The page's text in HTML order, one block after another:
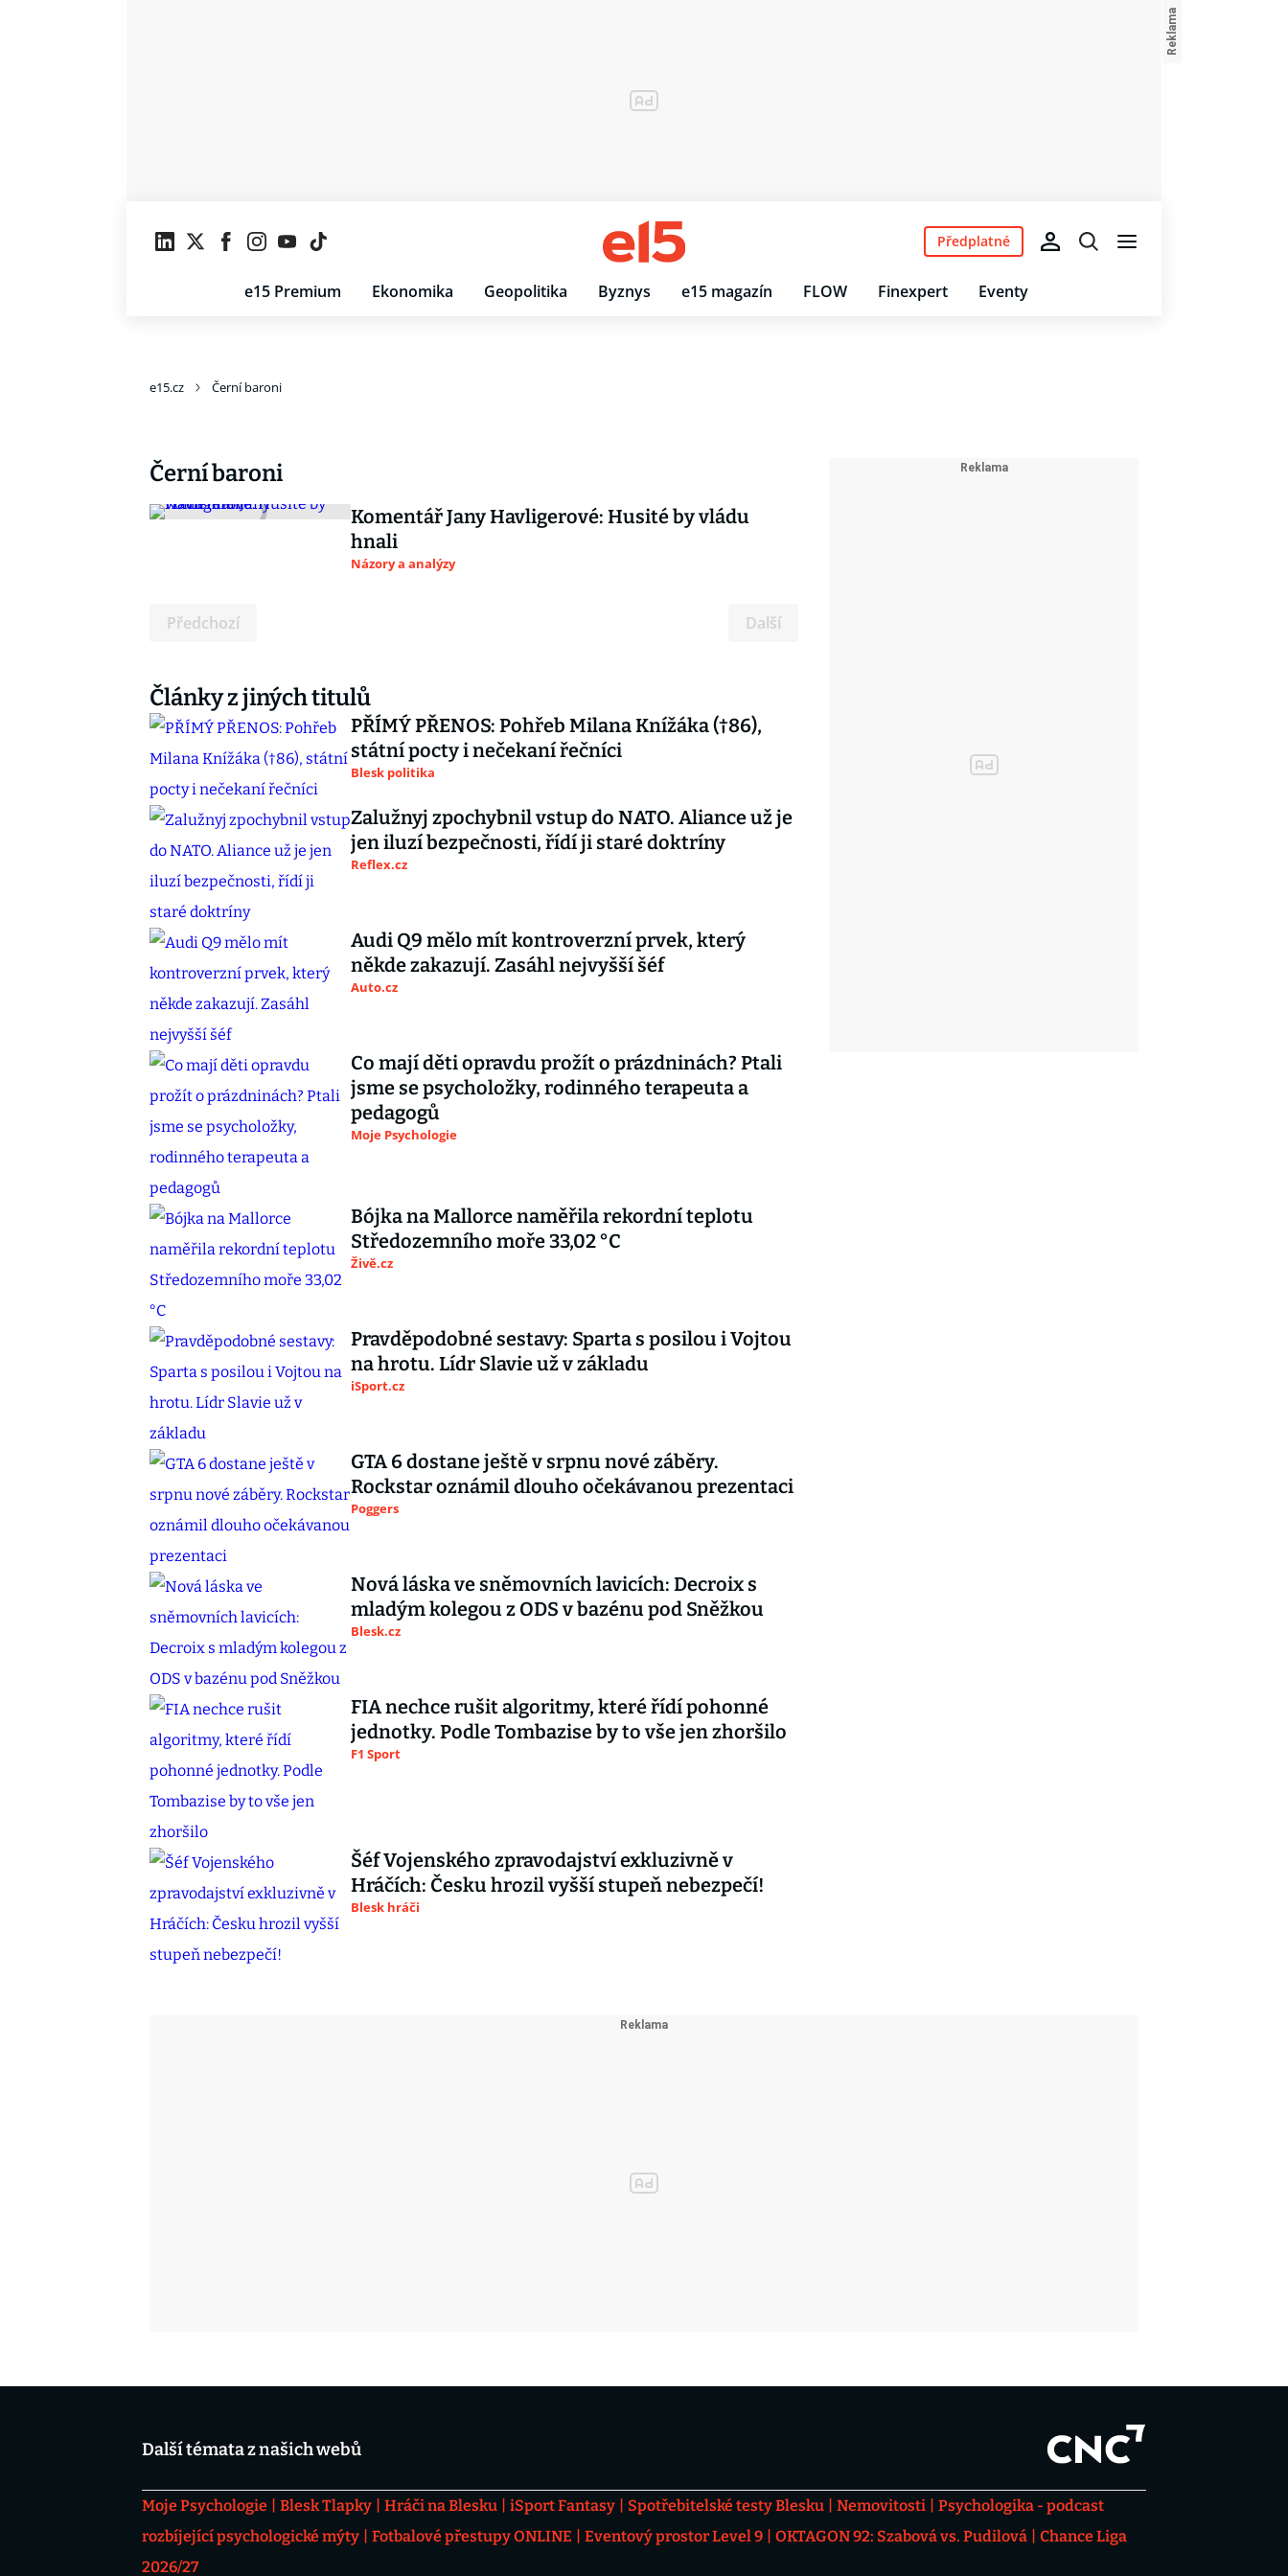
e15 Premium Ekonomika Geopolitika Byznys e15 magazín FLOW Finexpert Eventy
Předplatné
e15.cz Černí baroni
Černí baroni
Komentář Jany Havligerové: Husité by vládu
hnali
Názory a analýzy
Předchozí Další
Články z jiných titulů
PŘÍMÝ PŘENOS: Pohřeb Milana Knížáka (†86),
státní pocty i nečekaní řečníci
Blesk politika
Zalužnyj zpochybnil vstup do NATO. Aliance už je
jen iluzí bezpečnosti, řídí ji staré doktríny
Reflex.cz
Audi Q9 mělo mít kontroverzní prvek, který
někde zakazují. Zasáhl nejvyšší šéf
Auto.cz
Co mají děti opravdu prožít o prázdninách? Ptali
jsme se psycholožky, rodinného terapeuta a
pedagogů
Moje Psychologie
Bójka na Mallorce naměřila rekordní teplotu
Středozemního moře 33,02 °C
Živě.cz
Pravděpodobné sestavy: Sparta s posilou i Vojtou
na hrotu. Lídr Slavie už v základu
iSport.cz
GTA 6 dostane ještě v srpnu nové záběry.
Rockstar oznámil dlouho očekávanou prezentaci
Poggers
Nová láska ve sněmovních lavicích: Decroix s
mladým kolegou z ODS v bazénu pod Sněžkou
Blesk.cz
FIA nechce rušit algoritmy, které řídí pohonné
jednotky. Podle Tombazise by to vše jen zhoršilo
F1 Sport
Šéf Vojenského zpravodajství exkluzivně v
Hráčích: Česku hrozil vyšší stupeň nebezpečí!
Blesk hráči
Další témata z našich webů
Moje Psychologie Blesk Tlapky Hráči na Blesku iSport Fantasy Spotřebitelské testy Blesku Nemovitosti
Psychologika - podcast
rozbíjející psychologické mýty
Fotbalové přestupy ONLINE Eventový prostor Level 9 OKTAGON 92: Szabová vs. Pudilová
Chance Liga
2026/27